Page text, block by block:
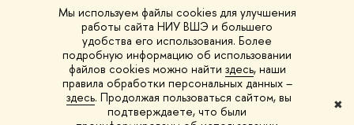
Мы используем файлы cookies для улучшения
работы сайта НИУ ВШЭ и большего
удобства его использования. Более
подробную информацию об использовании
файлов cookies можно найти здесь, наши
правила обработки персональных данных –
здесь. Продолжая пользоваться сайтом, вы
подтверждаете, что были
✖
ВЫШКА В МАХ
Высшая школа экономики
Вышка для своих
Работаю в Вышке